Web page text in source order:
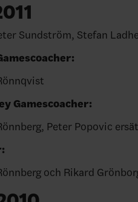
Peter Sundström,
Gamescoacher:
Gamescoacher:
Peter Popovic
Rönnberg och